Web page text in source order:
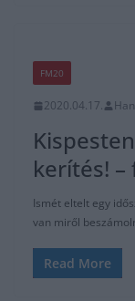
FM20
2020.04.17.
kerítés! –
Ismét eltelt egy
van miről
Read More